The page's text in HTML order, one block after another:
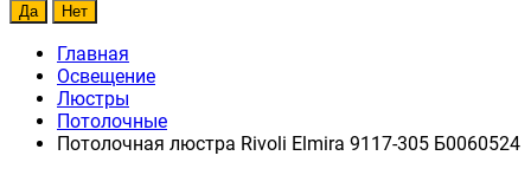
Главная
Освещение
Люстры
Потолочные
Потолочная люстра Rivoli Elmira 9117-305 Б0060524